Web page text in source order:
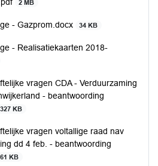
2 MB
- Gazprom.docx 34 KB
- Realisatiekaarten 2018-
vragen CDA - Verduurzaming
- beantwoording
327 KB
vragen voltallige raad nav
dd 4 feb. - beantwoording
61 KB